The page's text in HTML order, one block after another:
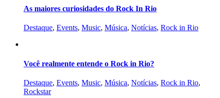
As maiores curiosidades do Rock In Rio
Destaque, Events, Music, Música, Notícias, Rock in Rio
Você realmente entende o Rock in Rio?
Destaque, Events, Music, Música, Notícias, Rock in Rio,
Rockstar